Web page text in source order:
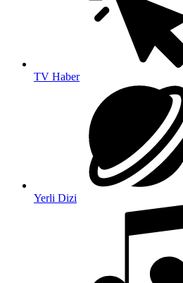
TV Haber
Yerli Dizi